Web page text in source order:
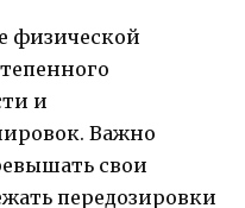
физической
и
Важно
свои
передозировки